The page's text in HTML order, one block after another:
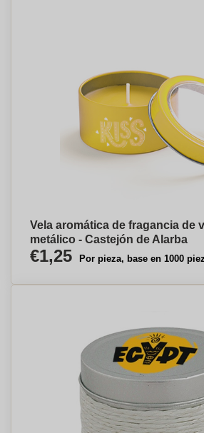
Vela aromática de fragancia de
metálico - Castejón de Alarba
€1,25 Por pieza, base en 1000